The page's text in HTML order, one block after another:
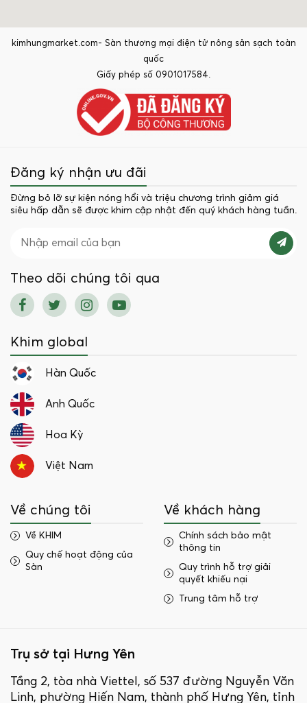
kimhungmarket.com- Sàn thương mại điện tử nông sản sạch toàn
quốc
Giấy phép số 0901017584.
Đăng ký nhận ưu đãi
Đừng bỏ lỡ sự kiện nóng hổi và triệu chương trình giảm giá
siêu hấp dẫn sẽ được khim cập nhật đến quý khách hàng tuần.
Theo dõi chúng tôi qua
Khim global
Hàn Quốc
Anh Quốc
Hoa Kỳ
Việt Nam
Về chúng tôi
Về KHIM
Quy chế hoạt động của
Sàn
Về khách hàng
Chính sách bảo mật
thông tin
Quy trình hỗ trợ giải
quyết khiếu nại
Trung tâm hỗ trợ
Trụ sở tại Hưng Yên
Tầng 2, tòa nhà Viettel, số 537 đường Nguyễn Văn
Linh, phường Hiến Nam, thành phố Hưng Yên, tỉnh